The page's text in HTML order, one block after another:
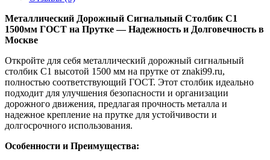
Металлический Дорожный Сигнальный Столбик С1
1500мм ГОСТ на Прутке — Надежность и Долговечность в
Москве
Откройте для себя металлический дорожный сигнальный
столбик С1 высотой 1500 мм на прутке от znaki99.ru,
полностью соответствующий ГОСТ. Этот столбик идеально
подходит для улучшения безопасности и организации
дорожного движения, предлагая прочность металла и
надежное крепление на прутке для устойчивости и
долгосрочного использования.
Особенности и Преимущества: